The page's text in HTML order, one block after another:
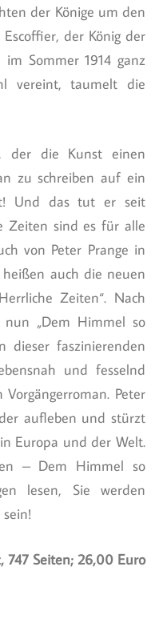
der Könige um den
der König der
im Sommer 1914 ganz
vereint, taumelt die
der die Kunst einen
zu schreiben auf ein
Und das tut er seit
Zeiten sind es für alle
von Peter Prange in
auch die neuen
Zeiten“. Nach
nun „Dem Himmel so
dieser faszinierenden
und fesselnd
Peter
aufleben und stürzt
Europa und der Welt.
– Dem Himmel so
lesen, Sie werden
747 Seiten; 26,00 Euro